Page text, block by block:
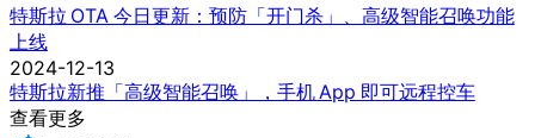
特斯拉 OTA 今日更新：预防「开门杀」、高级智能召唤功能
上线
2024-12-13
特斯拉新推「高级智能召唤」，手机 App 即可远程控车
查看更多